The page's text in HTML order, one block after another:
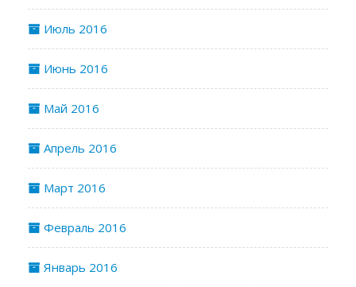
Июль 2016
Июнь 2016
Май 2016
Апрель 2016
Март 2016
Февраль 2016
Январь 2016